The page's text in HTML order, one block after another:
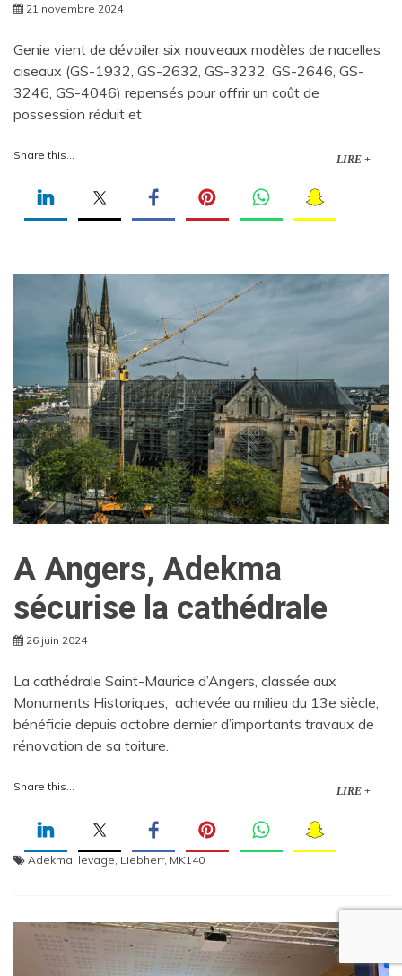
21 novembre 2024
Genie vient de dévoiler six nouveaux modèles de nacelles
ciseaux (GS-1932, GS-2632, GS-3232, GS-2646, GS-
3246, GS-4046) repensés pour offrir un coût de
possession réduit et
Share this... LIRE +
A Angers, Adekma
sécurise la cathédrale
26 juin 2024
La cathédrale Saint-Maurice d’Angers, classée aux
Monuments Historiques, achevée au milieu du 13e siècle,
bénéficie depuis octobre dernier d’importants travaux de
rénovation de sa toiture.
Share this... LIRE +
Adekma, levage, Liebherr, MK140